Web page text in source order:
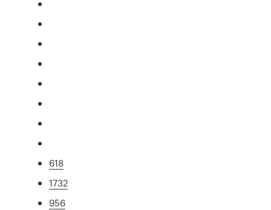
618
1732
956